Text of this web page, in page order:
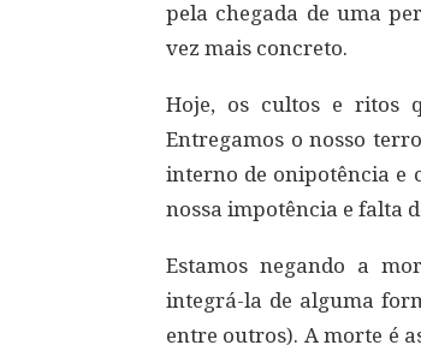
pela chegada de uma
vez mais concreto.
Hoje, os cultos e ritos
Entregamos o nosso
interno de onipotência e
nossa impotência e falta
Estamos negando a
integrá-la de alguma
entre outros). A morte é